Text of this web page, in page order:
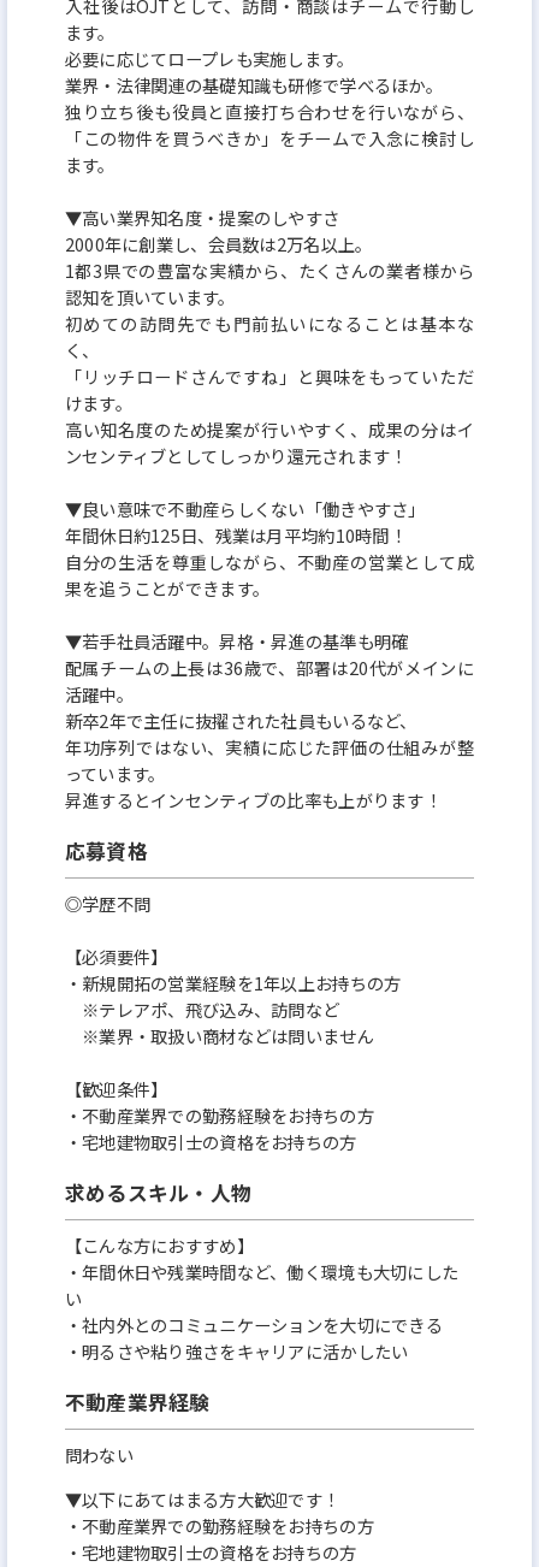
入社後はOJTとして、訪問・商談はチームで行動し
ます。
必要に応じてロープレも実施します。
業界・法律関連の基礎知識も研修で学べるほか。
独り立ち後も役員と直接打ち合わせを行いながら、
「この物件を買うべきか」をチームで入念に検討し
ます。
▼高い業界知名度・提案のしやすさ
2000年に創業し、会員数は2万名以上。
1都3県での豊富な実績から、たくさんの業者様から
認知を頂いています。
初めての訪問先でも門前払いになることは基本な
く、
「リッチロードさんですね」と興味をもっていただ
けます。
高い知名度のため提案が行いやすく、成果の分はイ
ンセンティブとしてしっかり還元されます！
▼良い意味で不動産らしくない「働きやすさ」
年間休日約125日、残業は月平均約10時間！
自分の生活を尊重しながら、不動産の営業として成
果を追うことができます。
▼若手社員活躍中。昇格・昇進の基準も明確
配属チームの上長は36歳で、部署は20代がメインに
活躍中。
新卒2年で主任に抜擢された社員もいるなど、
年功序列ではない、実績に応じた評価の仕組みが整
っています。
昇進するとインセンティブの比率も上がります！
応募資格
◎学歴不問
【必須要件】
・新規開拓の営業経験を1年以上お持ちの方
※テレアポ、飛び込み、訪問など
※業界・取扱い商材などは問いません
【歓迎条件】
・不動産業界での勤務経験をお持ちの方
・宅地建物取引士の資格をお持ちの方
求めるスキル・人物
【こんな方におすすめ】
・年間休日や残業時間など、働く環境も大切にした
い
・社内外とのコミュニケーションを大切にできる
・明るさや粘り強さをキャリアに活かしたい
不動産業界経験
問わない
▼以下にあてはまる方大歓迎です！
・不動産業界での勤務経験をお持ちの方
・宅地建物取引士の資格をお持ちの方